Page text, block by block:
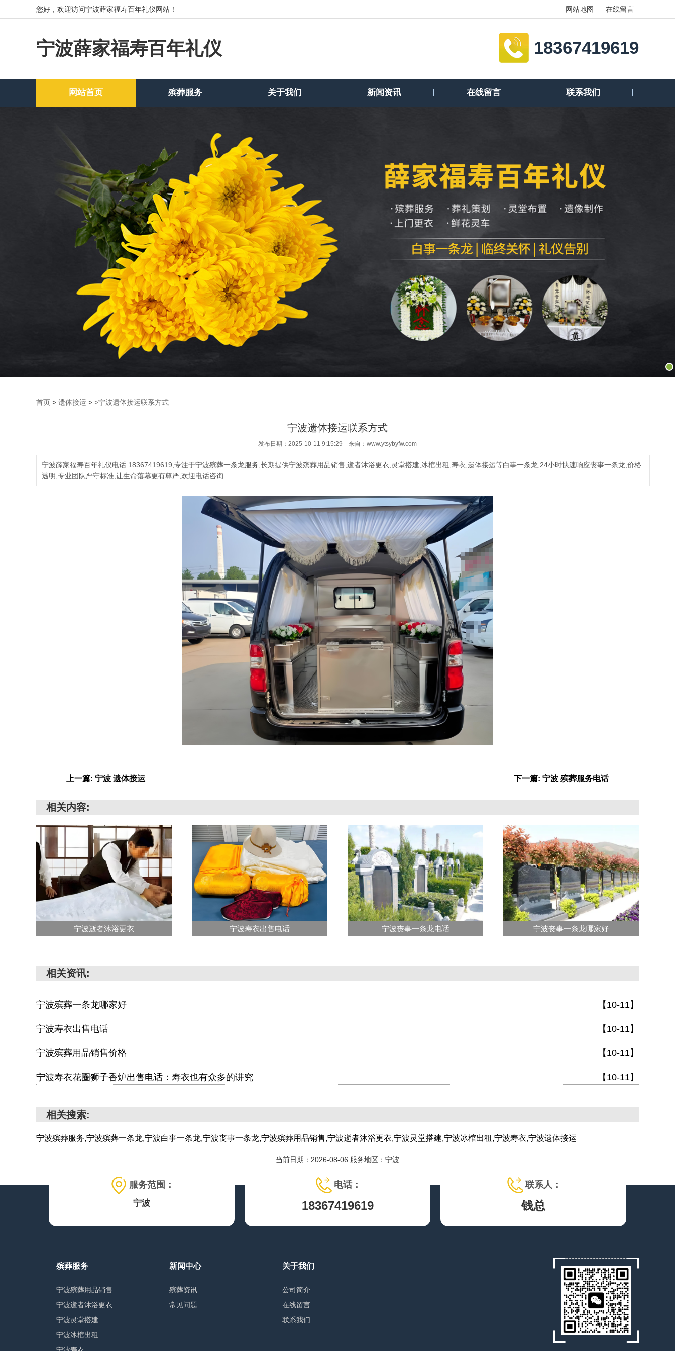
您好，欢迎访问宁波薛家福寿百年礼仪网站！ 网站地图 在线留言
宁波薛家福寿百年礼仪 18367419619
网站首页 殡葬服务 关于我们 新闻资讯 在线留言 联系我们
首页 > 遗体接运 > >宁波遗体接运联系方式
宁波遗体接运联系方式
发布日期：2025-10-11 9:15:29 来自：www.ytsybyfw.com
宁波薛家福寿百年礼仪电话:18367419619,专注于宁波殡葬一条龙服务,长期提供宁波殡葬用品销售,逝者沐浴更衣,灵堂搭建,冰棺出租,寿衣,遗体接运等白事一条龙,24小时快速响应丧事一条龙,价格
透明,专业团队严守标准,让生命落幕更有尊严,欢迎电话咨询
上一篇: 宁波 遗体接运 下一篇: 宁波 殡葬服务电话
相关内容:
宁波逝者沐浴更衣 宁波寿衣出售电话 宁波丧事一条龙电话 宁波丧事一条龙哪家好
相关资讯:
宁波殡葬一条龙哪家好 【10-11】
宁波寿衣出售电话 【10-11】
宁波殡葬用品销售价格 【10-11】
宁波寿衣花圈狮子香炉出售电话：寿衣也有众多的讲究 【10-11】
相关搜索:
宁波殡葬服务,宁波殡葬一条龙,宁波白事一条龙,宁波丧事一条龙,宁波殡葬用品销售,宁波逝者沐浴更衣,宁波灵堂搭建,宁波冰棺出租,宁波寿衣,宁波遗体接运
当前日期：2026-08-06 服务地区：宁波
服务范围：
宁波
电话：
18367419619
联系人：
钱总
殡葬服务
宁波殡葬用品销售
宁波逝者沐浴更衣
宁波灵堂搭建
宁波冰棺出租
新闻中心
殡葬资讯
常见问题
关于我们
公司简介
在线留言
联系我们